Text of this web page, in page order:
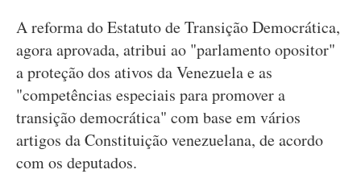
A reforma do Estatuto de Transição Democrática,
agora aprovada, atribui ao "parlamento opositor"
a proteção dos ativos da Venezuela e as
"competências especiais para promover a
transição democrática" com base em vários
artigos da Constituição venezuelana, de acordo
com os deputados.